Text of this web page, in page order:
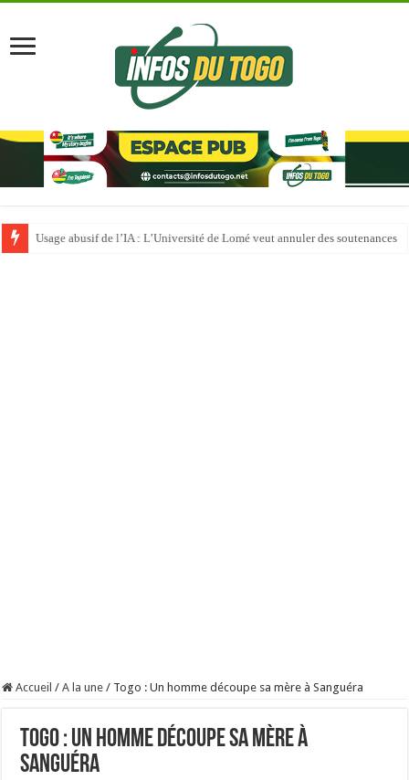
Usage abusif de l’IA : L’Université de Lomé veut annuler des soutenances
Accueil / A la une / Togo : Un homme découpe sa mère à Sanguéra
Togo : Un homme découpe sa mère à
Sanguéra